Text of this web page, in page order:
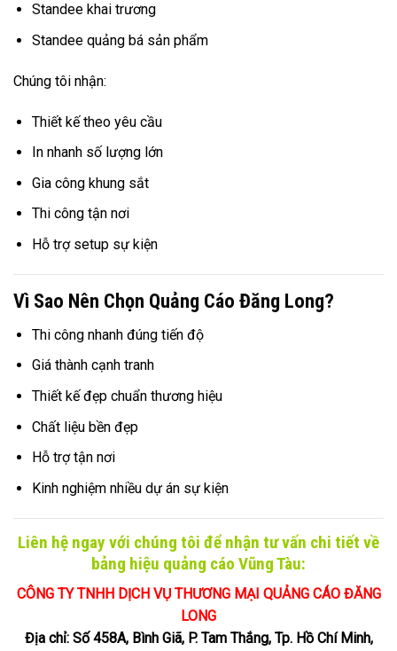
Standee khai trương
Standee quảng bá sản phẩm
Chúng tôi nhận:
Thiết kế theo yêu cầu
In nhanh số lượng lớn
Gia công khung sắt
Thi công tận nơi
Hỗ trợ setup sự kiện
Vì Sao Nên Chọn Quảng Cáo Đăng Long?
Thi công nhanh đúng tiến độ
Giá thành cạnh tranh
Thiết kế đẹp chuẩn thương hiệu
Chất liệu bền đẹp
Hỗ trợ tận nơi
Kinh nghiệm nhiều dự án sự kiện
Liên hệ ngay với chúng tôi để nhận tư vấn chi tiết về
bảng hiệu quảng cáo Vũng Tàu:
CÔNG TY TNHH DỊCH VỤ THƯƠNG MẠI QUẢNG CÁO ĐĂNG
LONG
Địa chỉ: Số 458A, Bình Giã, P. Tam Thắng, Tp. Hồ Chí Minh,